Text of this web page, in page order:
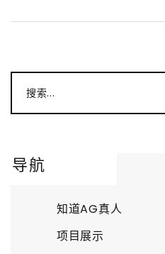
搜索...
导航
知道AG真人
项目展示